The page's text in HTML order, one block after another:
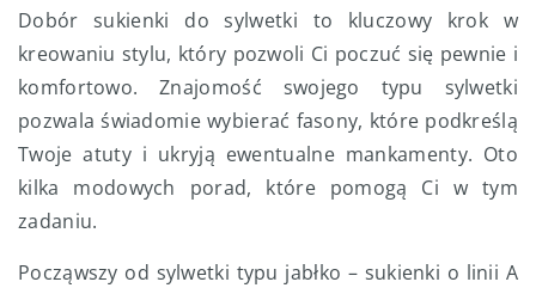
Dobór sukienki do sylwetki to kluczowy krok w
kreowaniu stylu, który pozwoli Ci poczuć się pewnie i
komfortowo. Znajomość swojego typu sylwetki
pozwala świadomie wybierać fasony, które podkreślą
Twoje atuty i ukryją ewentualne mankamenty. Oto
kilka modowych porad, które pomogą Ci w tym
zadaniu.
Począwszy od sylwetki typu jabłko – sukienki o linii A